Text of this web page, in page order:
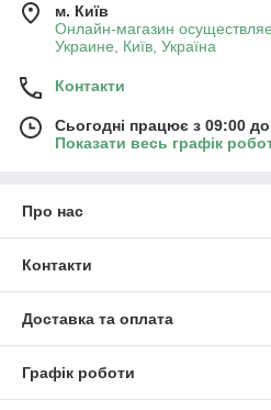
м. Київ
Онлайн-магазин
Украине, Київ, Україна
Контакти
Сьогодні працює з 09:00
Показати весь графік
Про нас
Контакти
Доставка та оплата
Графік роботи